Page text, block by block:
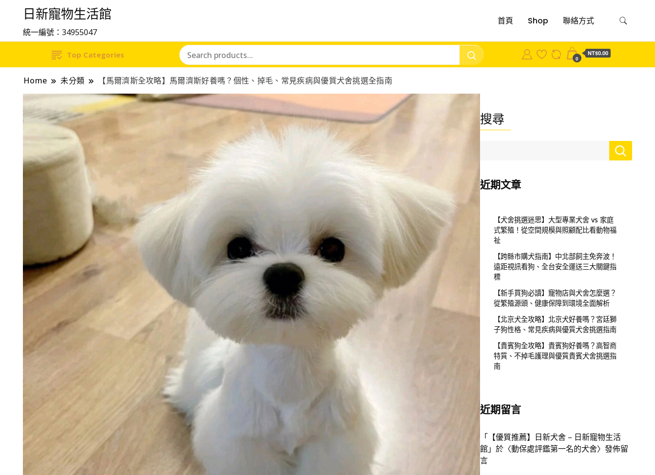
日新寵物生活館
統一編號：34955047
首頁 Shop 聯絡方式
Top Categories 0
NT$0.00
Home 未分類 【馬爾濟斯全攻略】馬爾濟斯好養嗎？個性、掉毛、常見疾病與優質犬舍挑選全指南
搜尋
近期文章
【犬舍挑選迷思】大型專業犬舍 vs 家庭
式繁殖！從空間規模與照顧配比看動物福
祉
【跨縣市購犬指南】中北部飼主免奔波！
遠距視訊看狗、全台安全運送三大關鍵指
標
【新手買狗必讀】寵物店與犬舍怎麼選？
從繁殖源頭、健康保障到環境全面解析
【北京犬全攻略】北京犬好養嗎？宮廷獅
子狗性格、常見疾病與優質犬舍挑選指南
【貴賓狗全攻略】貴賓狗好養嗎？高智商
特質、不掉毛護理與優質貴賓犬舍挑選指
南
近期留言
「【優質推薦】日新犬舍 – 日新寵物生活
館」於〈動保處評鑑第一名的犬舍〉發佈留
言